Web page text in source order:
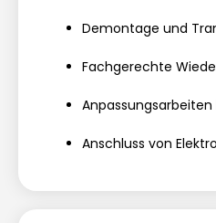
Demontage und
Fachgerechte
Anschluss von